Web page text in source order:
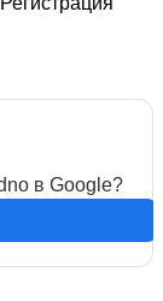
в Google?